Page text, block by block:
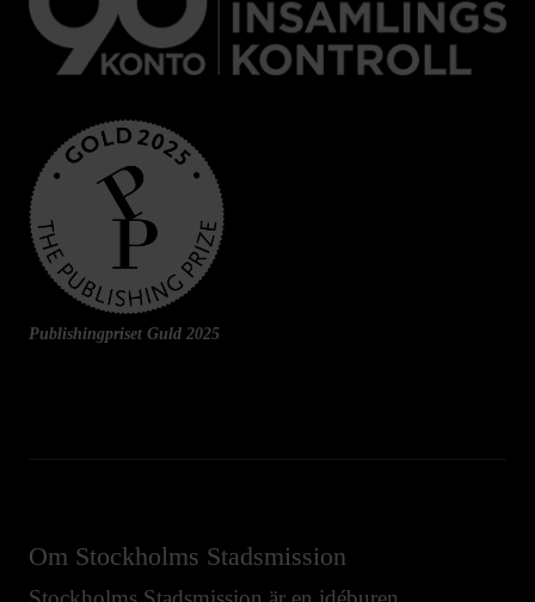
Publishingpriset Guld 2025
Om Stockholms Stadsmission